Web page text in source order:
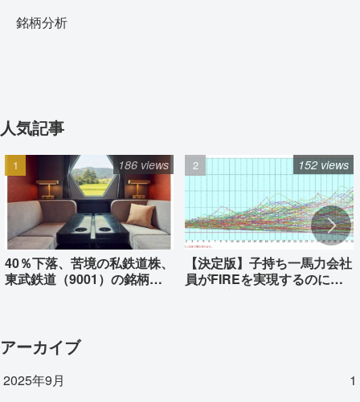
銘柄分析
人気記事
40％下落、苦境の私鉄道株、
東武鉄道（9001）の銘柄分
186 views
【決定版】子持ち一馬力会社
員がFIREを実現するのに必
要な資産はいくらか
152 views
アーカイブ
2025年9月 1